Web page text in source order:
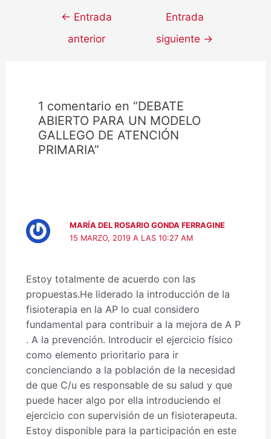
← Entrada
anterior
Entrada
siguiente →
1 comentario en “DEBATE
ABIERTO PARA UN MODELO
GALLEGO DE ATENCIÓN
PRIMARIA”
MARÍA DEL ROSARIO GONDA FERRAGINE
15 MARZO, 2019 A LAS 10:27 AM
Estoy totalmente de acuerdo con las
propuestas.He liderado la introducción de la
fisioterapia en la AP lo cual considero
fundamental para contribuir a la mejora de A P
. A la prevención. Introducir el ejercicio físico
como elemento prioritario para ir
concienciando a la población de la necesidad
de que C/u es responsable de su salud y que
puede hacer algo por ella introduciendo el
ejercicio con supervisión de un fisioterapeuta.
Estoy disponible para la participación en este